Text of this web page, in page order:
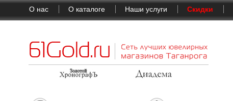
О нас О каталоге Наши услуги Скидки